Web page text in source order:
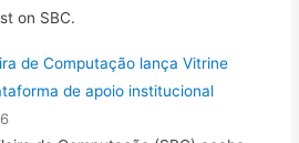
on SBC.
de Computação lança Vitrine
de apoio institucional